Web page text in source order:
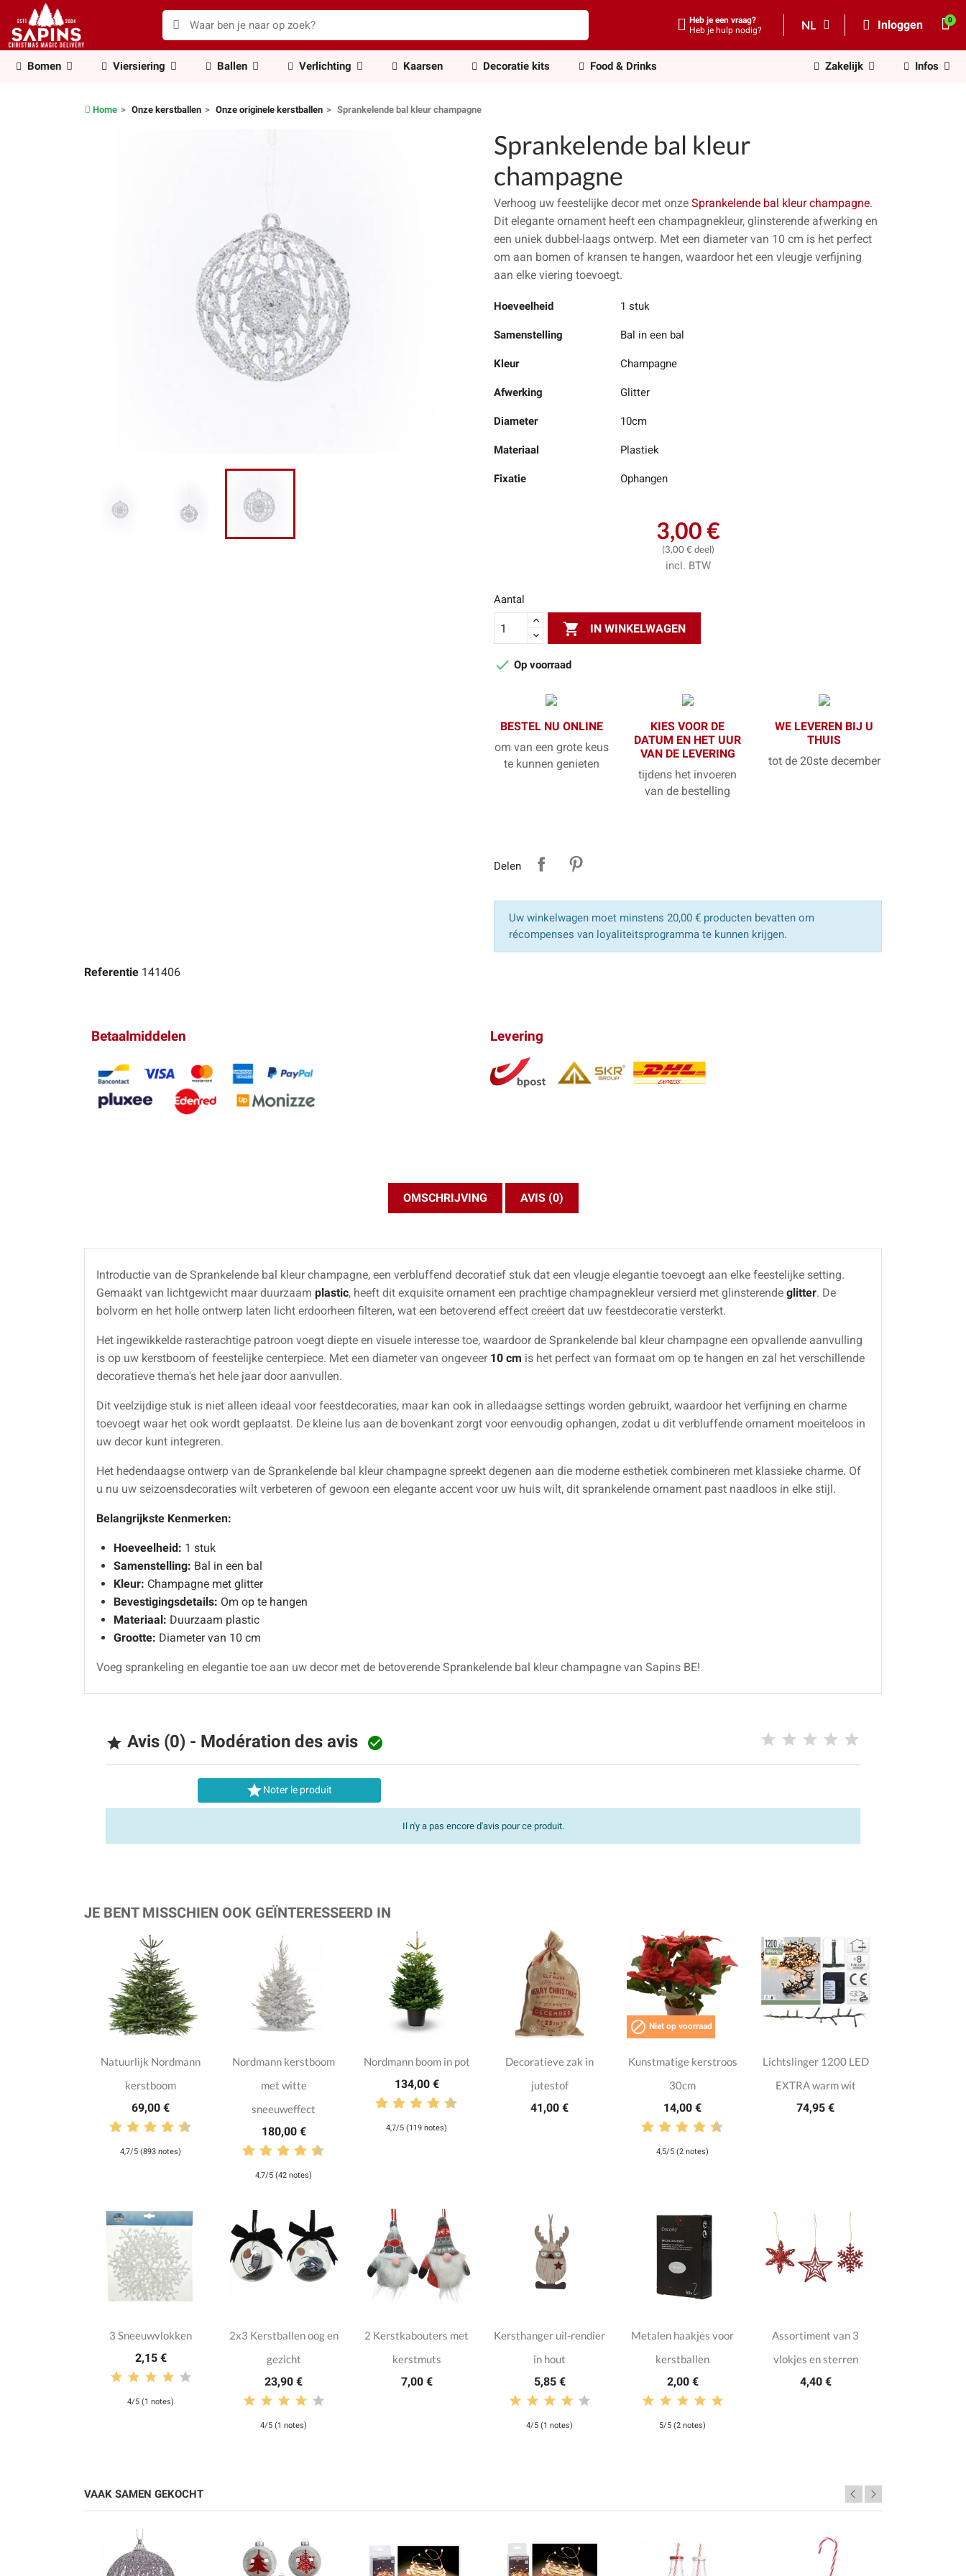
Heb je een vraag?
Heb je hulp nodig?
NL Inloggen
Bomen Viersiering Ballen Verlichting Kaarsen Decoratie kits Food & Drinks Zakelijk Infos
Home Onze kerstballen Onze originele kerstballen Sprankelende bal kleur champagne
Sprankelende bal kleur
champagne
Verhoog uw feestelijke decor met onze Sprankelende bal kleur champagne.
Dit elegante ornament heeft een champagnekleur, glinsterende afwerking en
een uniek dubbel-laags ontwerp. Met een diameter van 10 cm is het perfect
om aan bomen of kransen te hangen, waardoor het een vleugje verfijning
aan elke viering toevoegt.
Hoeveelheid 1 stuk
Samenstelling Bal in een bal
Kleur Champagne
Afwerking Glitter
Diameter 10cm
Materiaal Plastiek
Fixatie Ophangen
3,00 €
(3,00 € deel)
incl. BTW
Aantal
 IN WINKELWAGEN
 Op voorraad
BESTEL NU ONLINE
om van een grote keus
te kunnen genieten
KIES VOOR DE
DATUM EN HET UUR
VAN DE LEVERING
tijdens het invoeren
van de bestelling
WE LEVEREN BIJ U
THUIS
tot de 20ste december
Delen
Uw winkelwagen moet minstens 20,00 € producten bevatten om
récompenses van loyaliteitsprogramma te kunnen krijgen.
Referentie 141406
Betaalmiddelen Levering
OMSCHRIJVING AVIS (0)
Introductie van de Sprankelende bal kleur champagne, een verbluffend decoratief stuk dat een vleugje elegantie toevoegt aan elke feestelijke setting.
Gemaakt van lichtgewicht maar duurzaam plastic, heeft dit exquisite ornament een prachtige champagnekleur versierd met glinsterende glitter. De
bolvorm en het holle ontwerp laten licht erdoorheen filteren, wat een betoverend effect creëert dat uw feestdecoratie versterkt.
Het ingewikkelde rasterachtige patroon voegt diepte en visuele interesse toe, waardoor de Sprankelende bal kleur champagne een opvallende aanvulling
is op uw kerstboom of feestelijke centerpiece. Met een diameter van ongeveer 10 cm is het perfect van formaat om op te hangen en zal het verschillende
decoratieve thema's het hele jaar door aanvullen.
Dit veelzijdige stuk is niet alleen ideaal voor feestdecoraties, maar kan ook in alledaagse settings worden gebruikt, waardoor het verfijning en charme
toevoegt waar het ook wordt geplaatst. De kleine lus aan de bovenkant zorgt voor eenvoudig ophangen, zodat u dit verbluffende ornament moeiteloos in
uw decor kunt integreren.
Het hedendaagse ontwerp van de Sprankelende bal kleur champagne spreekt degenen aan die moderne esthetiek combineren met klassieke charme. Of
u nu uw seizoensdecoraties wilt verbeteren of gewoon een elegante accent voor uw huis wilt, dit sprankelende ornament past naadloos in elke stijl.
Belangrijkste Kenmerken:
Hoeveelheid: 1 stuk
Samenstelling: Bal in een bal
Kleur: Champagne met glitter
Bevestigingsdetails: Om op te hangen
Materiaal: Duurzaam plastic
Grootte: Diameter van 10 cm
Voeg sprankeling en elegantie toe aan uw decor met de betoverende Sprankelende bal kleur champagne van Sapins BE!
 Avis (0) - Modération des avis 
Noter le produit
Il n'y a pas encore d'avis pour ce produit.
JE BENT MISSCHIEN OOK GEÏNTERESSEERD IN
Natuurlijk Nordmann
kerstboom
69,00 €
4,7/5 (893 notes)
Nordmann kerstboom
met witte
sneeuweffect
180,00 €
4,7/5 (42 notes)
Nordmann boom in pot
134,00 €
4,7/5 (119 notes)
Decoratieve zak in
jutestof
41,00 €
 Niet op voorraad
Kunstmatige kerstroos
30cm
14,00 €
4,5/5 (2 notes)
Lichtslinger 1200 LED
EXTRA warm wit
74,95 €
3 Sneeuwvlokken
2,15 €
4/5 (1 notes)
2x3 Kerstballen oog en
gezicht
23,90 €
4/5 (1 notes)
2 Kerstkabouters met
kerstmuts
7,00 €
Kersthanger uil-rendier
in hout
5,85 €
4/5 (1 notes)
Metalen haakjes voor
kerstballen
2,00 €
5/5 (2 notes)
Assortiment van 3
vlokjes en sterren
4,40 €
VAAK SAMEN GEKOCHT